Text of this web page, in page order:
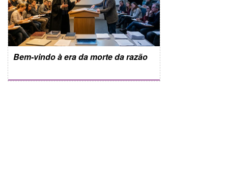
Bem-vindo à era da morte da razão